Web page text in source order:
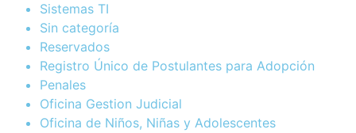
Sistemas TI
Sin categoría
Reservados
Registro Único de Postulantes para Adopción
Penales
Oficina Gestion Judicial
Oficina de Niños, Niñas y Adolescentes